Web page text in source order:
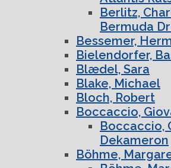
Berlitz,
Bermuda
Bessemer,
Bielendorfer,
Blædel, Sara
Blake, Michael
Bloch, Robert
Boccaccio,
Boccaccio,
Dekameron
Böhme,